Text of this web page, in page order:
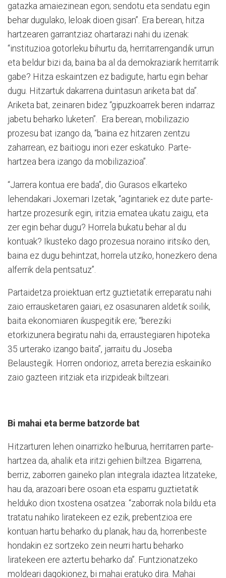
gatazka amaiezinean egon; sendotu eta sendatu egin
behar dugulako, leloak dioen gisan”. Era berean, hitza
hartzearen garrantziaz ohartarazi nahi du izenak:
“instituzioa gotorleku bihurtu da, herritarrengandik urrun
eta beldur bizi da, baina ba al da demokraziarik herritarrik
gabe? Hitza eskaintzen ez badigute, hartu egin behar
dugu. Hitzartuk dakarrena duintasun ariketa bat da”.
Ariketa bat, zeinaren bidez “gipuzkoarrek beren indarraz
jabetu beharko luketen”. Era berean, mobilizazio
prozesu bat izango da, “baina ez hitzaren zentzu
zaharrean, ez baitiogu inori ezer eskatuko. Parte-
hartzea bera izango da mobilizazioa”.
“Jarrera kontua ere bada”, dio Gurasos elkarteko
lehendakari Joxemari Izetak, “agintariek ez dute parte-
hartze prozesurik egin, iritzia ematea ukatu zaigu, eta
zer egin behar dugu? Horrela bukatu behar al du
kontuak? Ikusteko dago prozesua noraino iritsiko den,
baina ez dugu behintzat, horrela utziko, honezkero dena
alferrik dela pentsatuz”.
Partaidetza proiektuan ertz guztietatik erreparatu nahi
zaio errausketaren gaiari, ez osasunaren aldetik soilik,
baita ekonomiaren ikuspegitik ere; “bereziki
etorkizunera begiratu nahi da, erraustegiaren hipoteka
35 urterako izango baita”, jarraitu du Joseba
Belaustegik. Horren ondorioz, arreta berezia eskainiko
zaio gazteen iritziak eta irizpideak biltzeari.
Bi mahai eta berme batzorde bat
Hitzarturen lehen oinarrizko helburua, herritarren parte-
hartzea da, ahalik eta iritzi gehien biltzea. Bigarrena,
berriz, zaborren gaineko plan integrala idaztea litzateke,
hau da, arazoari bere osoan eta esparru guztietatik
helduko dion txostena osatzea: “zaborrak nola bildu eta
tratatu nahiko liratekeen ez ezik, prebentzioa ere
kontuan hartu beharko du planak, hau da, horrenbeste
hondakin ez sortzeko zein neurri hartu beharko
liratekeen ere aztertu beharko da”. Funtzionatzeko
moldeari dagokionez, bi mahai eratuko dira. Mahai